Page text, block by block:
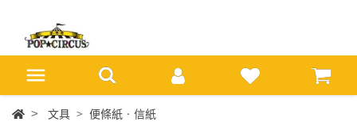
文具
便條紙‧信紙